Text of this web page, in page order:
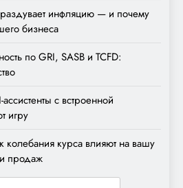
инфляцию — и почему
бизнеса
по GRI, SASB и TCFD:
с встроенной
игру
колебания курса влияют на вашу
продаж